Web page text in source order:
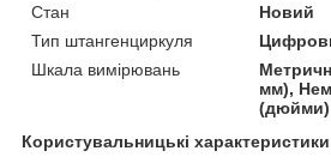
Стан
Новий
Тип штангенциркуля
Шкала вимірювань
мм),
(дюйми)
Користувальницькі характеристики